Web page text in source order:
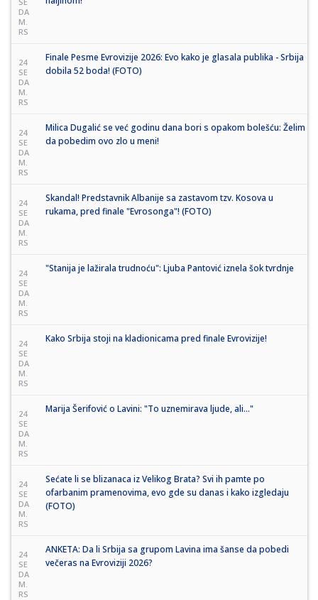
DA
M.
RS
24
SE
DA
M.
RS
Finale Pesme Evrovizije 2026: Evo kako je glasala publika - Srbija
dobila 52 boda! (FOTO)
24
SE
DA
M.
RS
Milica Dugalić se već godinu dana bori s opakom bolešću: Želim
da pobedim ovo zlo u meni!
24
SE
DA
M.
RS
Skandal! Predstavnik Albanije sa zastavom tzv. Kosova u
rukama, pred finale "Evrosonga"! (FOTO)
24
SE
DA
M.
RS
"Stanija je lažirala trudnoću": Ljuba Pantović iznela šok tvrdnje
24
SE
DA
M.
RS
Kako Srbija stoji na kladionicama pred finale Evrovizije!
24
SE
DA
M.
RS
Marija Šerifović o Lavini: "To uznemirava ljude, ali..."
24
SE
DA
M.
RS
Sećate li se blizanaca iz Velikog Brata? Svi ih pamte po
ofarbanim pramenovima, evo gde su danas i kako izgledaju
(FOTO)
24
SE
DA
M.
RS
ANKETA: Da li Srbija sa grupom Lavina ima šanse da pobedi
večeras na Evroviziji 2026?